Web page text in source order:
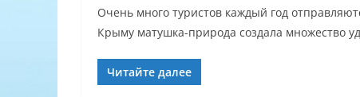
Очень много туристов каждый год
Крыму матушка-природа создала множество
Читайте далее